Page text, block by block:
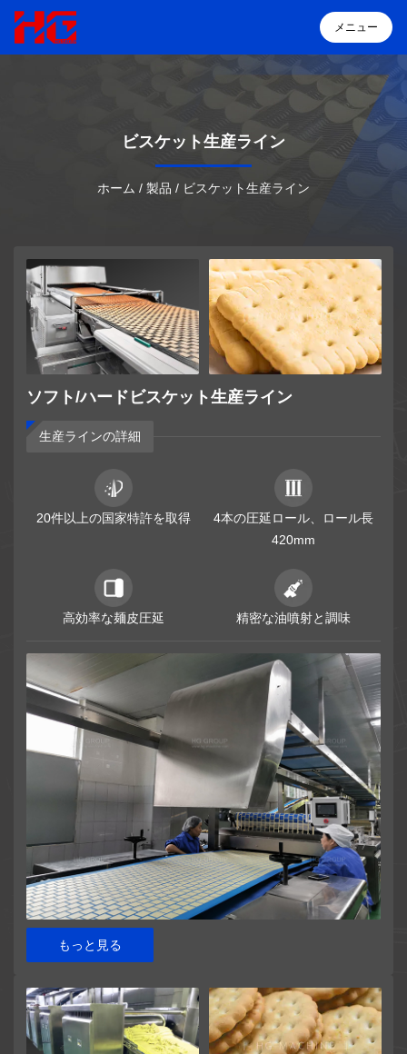
メニュー
HGについて
ソリューション
導入事例
ビスケット生産ライン
ホーム / 製品 / ビスケット生産ライン
ソフト/ハードビスケット生産ライン
生産ラインの詳細
20件以上の国家特許を取得
4本の圧延ロール、ロール長
420mm
高効率な麺皮圧延 精密な油噴射と調味
もっと見る